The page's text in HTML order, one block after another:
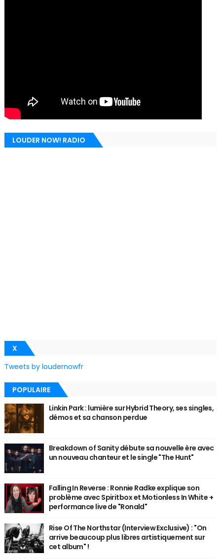
LOUDER NOW! RADIO
X
Tweets by loudernowfr
POPULAIRE
Linkin Park : lumière sur Hybrid Theory, ses singles,
démos et sa chanson perdue
Breakdown of Sanity débute sa nouvelle ère avec
un nouveau chanteur et le single "The Hunt"
Falling In Reverse : Ronnie Radke explique son
problème avec Spiritbox et Motionless In White +
performance live de "Ronald"
Rise Of The Northstar (Interview Exclusive) : "On
arrive beaucoup plus libres artistiquement sur
cet album" !